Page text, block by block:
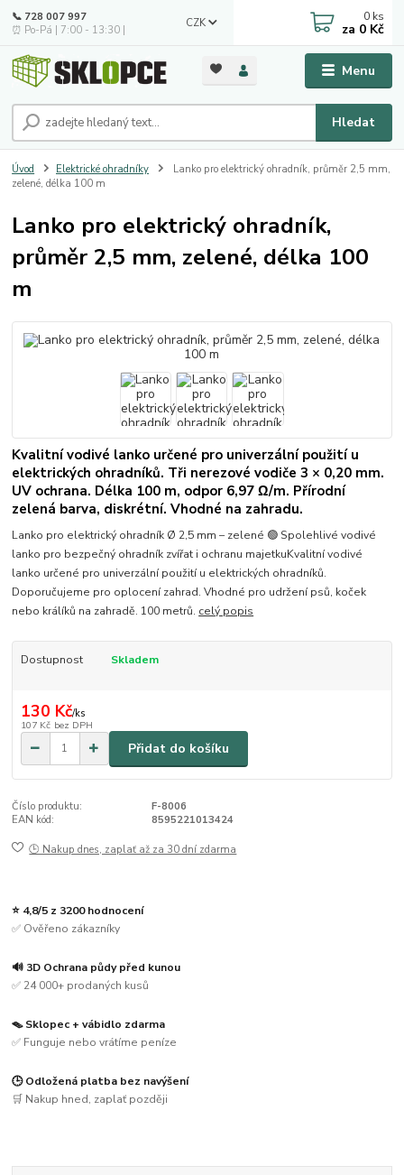
Menu
CZK
Hledat
📞 728 007 997
⏰ Po-Pá | 7:00 - 13:30 |
0 ks
za 0 Kč
Úvod Elektrické ohradníky
Lanko pro elektrický ohradník, průměr 2,5 mm,
zelené, délka 100 m
Lanko pro elektrický ohradník,
průměr 2,5 mm, zelené, délka 100
m
Kvalitní vodivé lanko určené pro univerzální použití u
elektrických ohradníků. Tři nerezové vodiče 3 × 0,20 mm.
UV ochrana. Délka 100 m, odpor 6,97 Ω/m. Přírodní
zelená barva, diskrétní. Vhodné na zahradu.
Lanko pro elektrický ohradník Ø 2,5 mm – zelené 🟢 Spolehlivé vodivé
lanko pro bezpečný ohradník zvířat i ochranu majetkuKvalitní vodivé
lanko určené pro univerzální použití u elektrických ohradníků.
Doporučujeme pro oplocení zahrad. Vhodné pro udržení psů, koček
nebo králíků na zahradě. 100 metrů. celý popis
Dostupnost Skladem
130 Kč/ks
107 Kč bez DPH
Přidat do košíku
Číslo produktu:
F-8006
EAN kód:
8595221013424
🕒 Nakup dnes, zaplať až za 30 dní zdarma
⭐ 4,8/5 z 3200 hodnocení
✅ Ověřeno zákazníky
🔊 3D Ochrana půdy před kunou
✅ 24 000+ prodaných kusů
🪤 Sklopec + vábidlo zdarma
✅ Funguje nebo vrátíme peníze
🕒 Odložená platba bez navýšení
🛒 Nakup hned, zaplať později